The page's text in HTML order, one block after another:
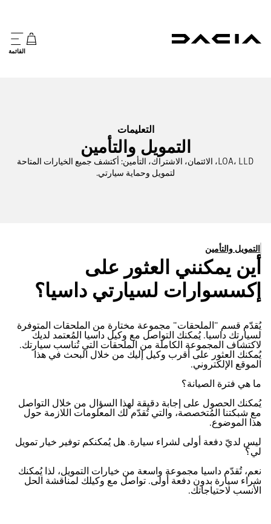
القائمة
التعليمات
التمويل والتأمين
LOA، LLD، الائتمان، الاشتراك، التأمين: أكتشف جميع الخيارات المتاحة
لتمويل وحماية سيارتي.
التمويل والتأمين
أين يمكنني العثور على
إكسسوارات لسيارتي داسيا؟
يُقدّم قسم "الملحقات" مجموعة مختارة من الملحقات المتوفرة
لسيارتك داسيا. يُمكنك التواصل مع وكيل داسيا المُعتمد لديك
لاكتشاف المجموعة الكاملة من الملحقات التي تُناسب سيارتك.
يُمكنك العثور على أقرب وكيل إليك من خلال البحث في هذا
الموقع الإلكتروني.
ما هي فترة الصيانة؟
يُمكنك الحصول على إجابة دقيقة لهذا السؤال من خلال التواصل
مع شبكتنا المُتخصصة، والتي تُقدّم لك المعلومات اللازمة حول
هذا الموضوع.
ليس لديّ دفعة أولى لشراء سيارة. هل يُمكنكم توفير خيار تمويل
لي؟
نعم، تُقدّم داسيا مجموعة واسعة من خيارات التمويل، لذا يُمكنك
شراء سيارة بدون دفعة أولى. تواصل مع وكيلك لمناقشة الحل
الأنسب لاحتياجاتك.